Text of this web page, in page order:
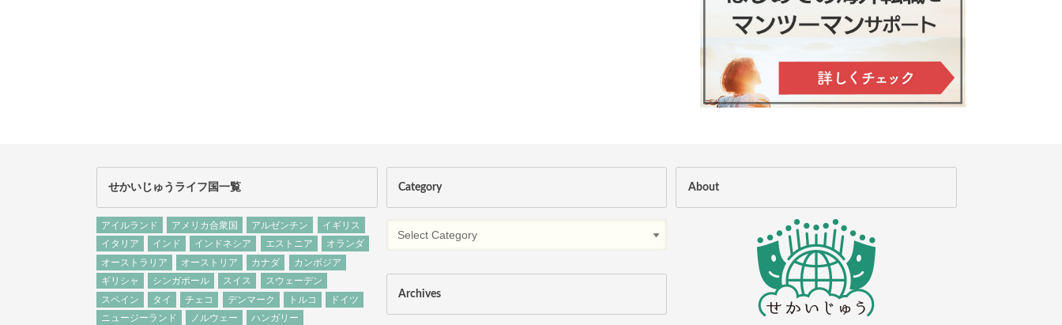
マルタ共和国のどこに住む？４つのエリアの特徴
を紹介します
せかいじゅうライフ国一覧
アイルランド アメリカ合衆国 アルゼンチン
イギリス
イタリア
インド インドネシア エストニア
オランダ
オーストラリア
オーストリア カナダ
カンボジア
ギリシャ
シンガポール スイス
スウェーデン
スペイン
タイ チェコ デンマーク トルコ
ドイツ
ニュージーランド
ノルウェー
ハンガリー
Category
Archives
About